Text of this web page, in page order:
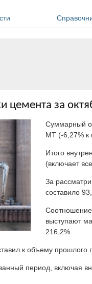
цемента за
Суммарный
МТ (-6,27% к
Итого
(включает
За
составило
Соотношение
выступают
216,2%.
к объему прошлого
период, включая